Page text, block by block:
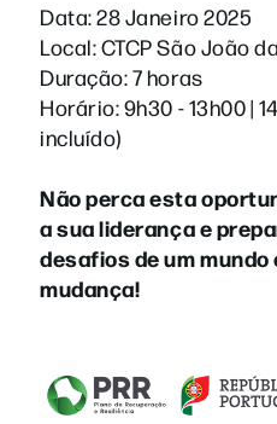
Data: 28 Janeiro 2025
Local: CTCP São João
Duração: 7 horas
Horário: 9h30 - 13h00 |
incluído)
Não perca esta
a sua liderança e
desafios de um
mudança!